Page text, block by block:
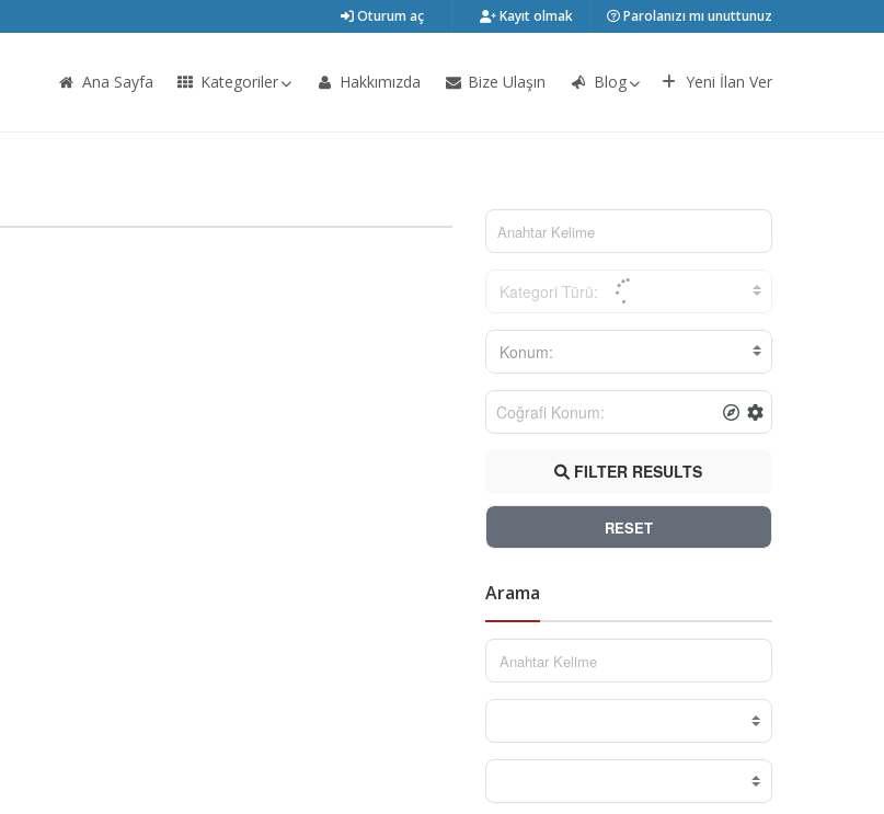
Oturum aç Kayıt olmak Parolanızı mı unuttunuz
Ana Sayfa Kategoriler Hakkımızda Bize Ulaşın Blog Yeni İlan Ver
Kategori Türü:
Konum:
FILTER RESULTS
RESET
Arama